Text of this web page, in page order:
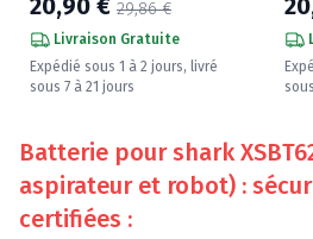
20,90 € 29,86 €
Livraison Gratuite
Expédié sous 1 à 2 jours, livré
sous 7 à 21 jours
Batterie pour shark
aspirateur et robot) :
certifiées :